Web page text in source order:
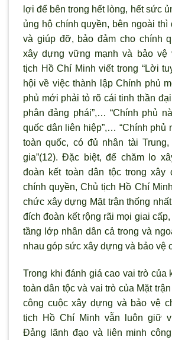
lợi để bên trong hết lòng, hết sức
ủng hộ chính quyền, bên ngoài thì
và giúp đỡ, bảo đảm cho chính
xây dựng vững mạnh và bảo vệ
tịch Hồ Chí Minh viết trong “Lời
hội về việc thành lập Chính phủ
phủ mới phải tỏ rõ cái tinh thần
phân đảng phái”,… “Chính phủ
quốc dân liên hiệp”,… “Chính phủ
toàn quốc, có đủ nhân tài
gia”(12). Đặc biệt, để chăm lo
đoàn kết toàn dân tộc trong xây
chính quyền, Chủ tịch Hồ Chí
chức xây dựng Mặt trận thống
đích đoàn kết rộng rãi mọi giai
tầng lớp nhân dân cả trong và
nhau góp sức xây dựng và bảo vệ
Trong khi đánh giá cao vai trò của
toàn dân tộc và vai trò của Mặt
công cuộc xây dựng và bảo vệ
tịch Hồ Chí Minh vẫn luôn giữ
Đảng lãnh đạo và liên minh